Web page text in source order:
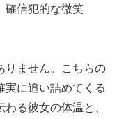
確信犯的な微笑
りません。こちらの
実に追い詰めてくる
る彼女の体温と、